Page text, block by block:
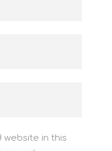
website in this